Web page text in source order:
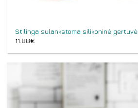
Stilinga sulankstoma silikoninė gertuvė
11.88€